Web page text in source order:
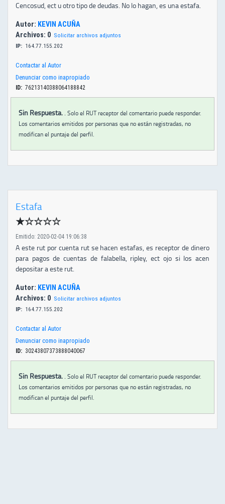
Cencosud, ect u otro tipo de deudas. No lo hagan, es una estafa.
Autor: KEVIN ACUÑA
Archivos: 0 Solicitar archivos adjuntos
IP: 164.77.155.202
Contactar al Autor
Denunciar como inapropiado
ID: 76213140388064188842
Sin Respuesta.. Solo el RUT receptor del comentario puede responder.
Los comentarios emitidos por personas que no están registradas, no
modifican el puntaje del perfil.
Estafa
★​☆☆☆☆
Emitido: 2020-02-04 19:06:38
A este rut por cuenta rut se hacen estafas, es receptor de dinero
para pagos de cuentas de falabella, ripley, ect ojo si los acen
depositar a este rut.
Autor: KEVIN ACUÑA
Archivos: 0 Solicitar archivos adjuntos
IP: 164.77.155.202
Contactar al Autor
Denunciar como inapropiado
ID: 30243807373888040067
Sin Respuesta.. Solo el RUT receptor del comentario puede responder.
Los comentarios emitidos por personas que no están registradas, no
modifican el puntaje del perfil.